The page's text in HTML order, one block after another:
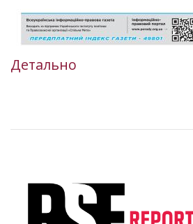
Детально